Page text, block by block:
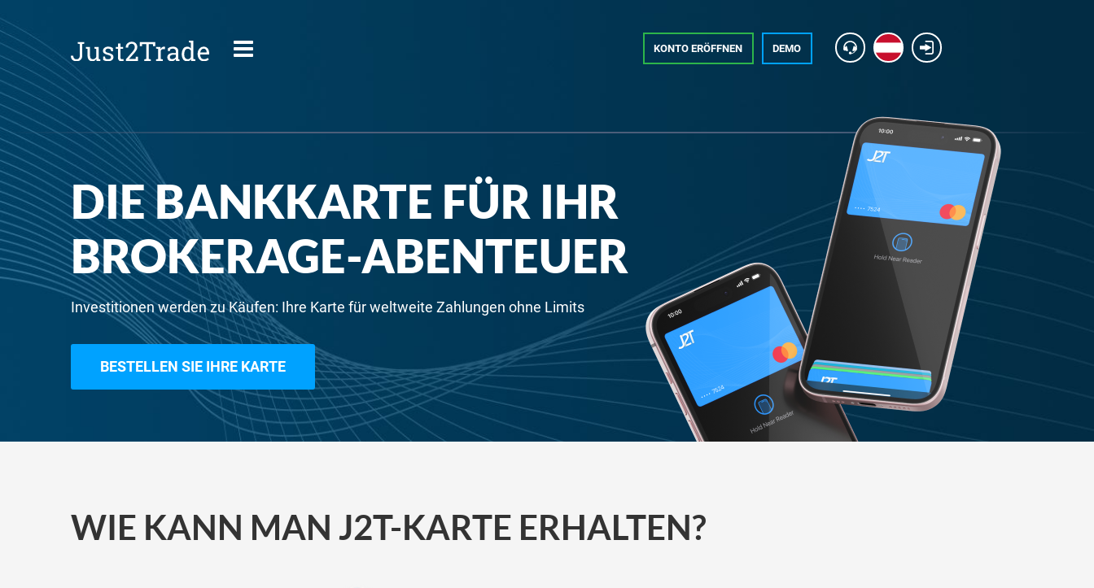
KONTO ERÖFFNEN DEMO
DIE BANKKARTE FÜR IHR
BROKERAGE-ABENTEUER
Investitionen werden zu Käufen: Ihre Karte für weltweite Zahlungen ohne Limits
BESTELLEN SIE IHRE KARTE
WIE KANN MAN J2T-KARTE ERHALTEN?